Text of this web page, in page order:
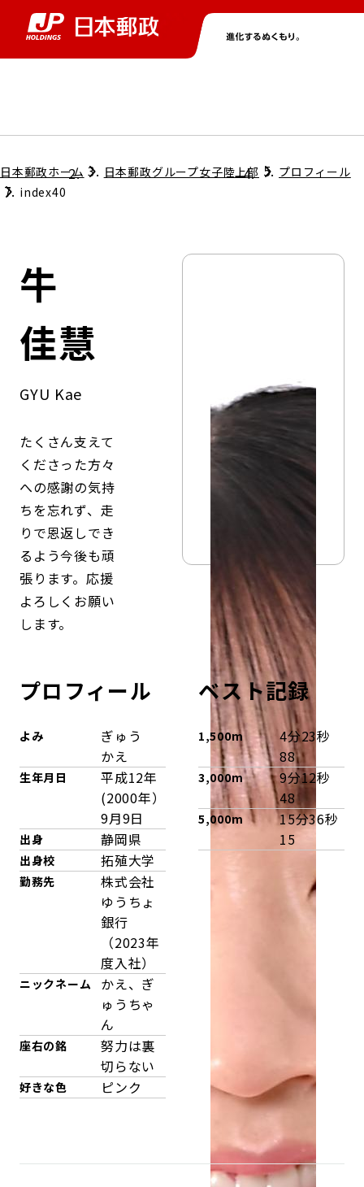
グループ情報トップ
コンプライアンス
ガバナンス
株主・投資家情報トップ
個人投資家のみなさまへ
株式情報
IRカレンダー
ニューストップ
サステナビリティトップ
担当役員メッセージ
サステナビリティマネジメント
ガバナンス
ESGデータ集
採用情報トップ
日本郵政ホーム 日本郵政グループ女子陸上部
プロフィール
index40
牛
佳慧
GYU Kae
たくさん支えて
くださった方々
への感謝の気持
ちを忘れず、走
りで恩返しでき
るよう今後も頑
張ります。応援
よろしくお願い
します。
プロフィール
よみ
ぎゅう
かえ
生年月日
平成12年
(2000年）
9月9日
出身 静岡県
出身校 拓殖大学
勤務先
株式会社
ゆうちょ
銀行
（2023年
度入社）
ニックネーム
かえ、ぎ
ゅうちゃ
ん
座右の銘
努力は裏
切らない
好きな色 ピンク
ベスト記録
1,500m
4分23秒
88
3,000m
9分12秒
48
5,000m
15分36秒
15